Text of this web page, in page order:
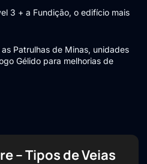
3 + a Fundição, o edifício mais
Patrulhas de Minas, unidades
Gélido para melhorias de
– Tipos de Veias